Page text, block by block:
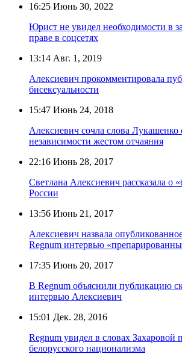
16:25 Июнь 30, 2022
Юрист не увидел необходимости в
праве в соцсетях
13:14 Авг. 1, 2019
Алексиевич прокомментировала
бисексуальности
15:47 Июнь 24, 2018
Алексиевич сочла слова
независимости жестом отчаяния
22:16 Июнь 28, 2017
Светлана Алексиевич рассказала о
России
13:56 Июнь 21, 2017
Алексиевич назвала
Regnum интервью
17:35 Июнь 20, 2017
В Regnum объяснили публикацию
интервью Алексиевич
15:01 Дек. 28, 2016
Regnum увидел в словах Захаровой
белорусского национализма